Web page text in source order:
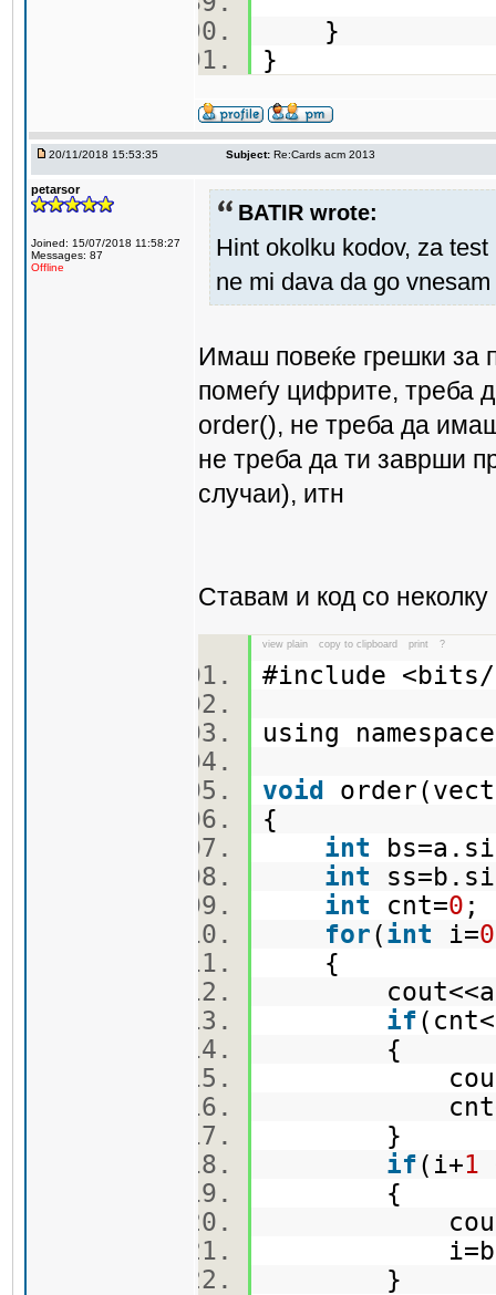
}
}
20/11/2018 15:53:35 Subject: Re:Cards acm 2013
petarsor
Joined: 15/07/2018 11:58:27
Messages: 87
Offline
BATIR wrote:
Hint okolku kodov, za
ne mi dava da go
Имаш повеќе грешки за
помеѓу цифрите, треба
order(), не треба да
не треба да ти заврши
случаи), итн
Ставам и код со
view plain copy to clipboard print ?
#include
using
void
{
int
int
int cnt=0
for(int i=0
{
if
{
}
if(i+1
{
}